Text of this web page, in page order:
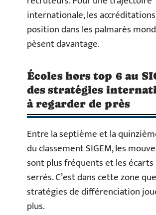
internationale, les
position dans les palmarès
pèsent davantage.
Écoles hors top 6 au
des stratégies
à regarder de près
Entre la septième et la
du classement SIGEM, les
sont plus fréquents et les écarts
serrés. C’est dans cette zone
stratégies de différenciation
plus.